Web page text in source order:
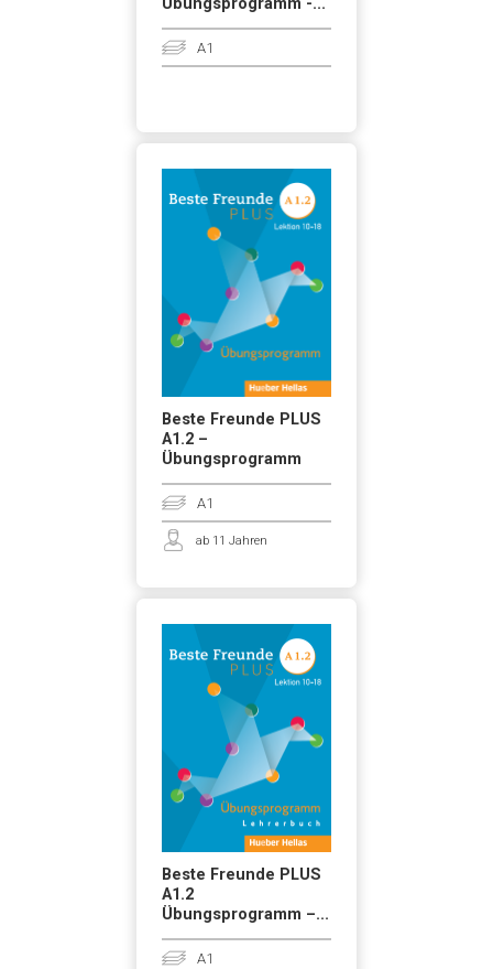
Übungsprogramm -...
A1
Beste Freunde PLUS
A1.2 –
Übungsprogramm
A1
ab 11 Jahren
Beste Freunde PLUS
A1.2
Übungsprogramm –...
A1